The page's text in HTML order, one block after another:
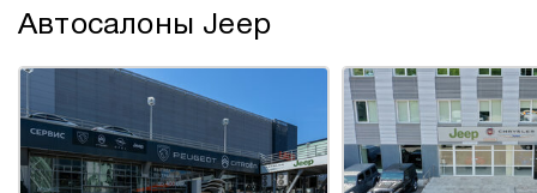
Автосалоны Jeep